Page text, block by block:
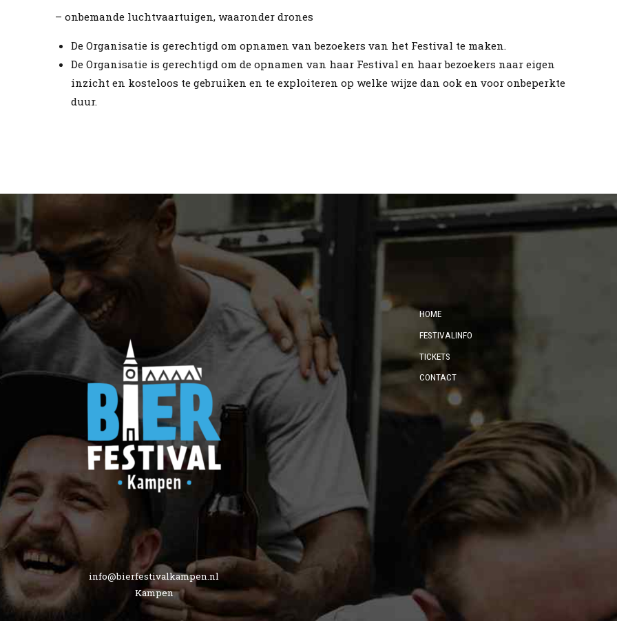
– onbemande luchtvaartuigen, waaronder drones
De Organisatie is gerechtigd om opnamen van bezoekers van het Festival te maken.
De Organisatie is gerechtigd om de opnamen van haar Festival en haar bezoekers naar eigen
inzicht en kosteloos te gebruiken en te exploiteren op welke wijze dan ook en voor onbeperkte
duur.
info@bierfestivalkampen.nl
Kampen
HOME
FESTIVALINFO
TICKETS
CONTACT